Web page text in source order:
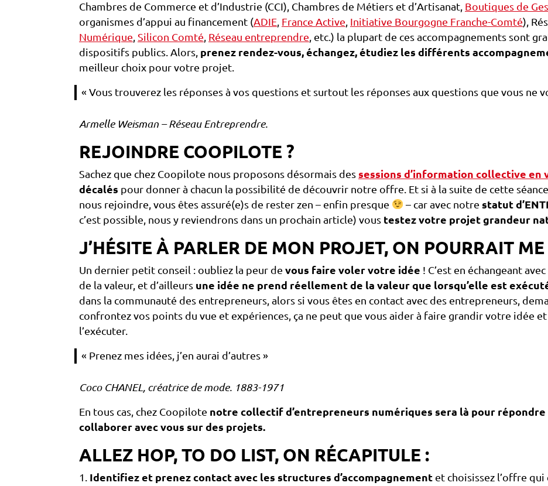
Chambres de Commerce et d’Industrie (CCI), Chambres de Métiers et d’Artisanat, Boutiques de
organismes d’appui au financement (ADIE France Active Initiative Bourgogne Franche-Comté),
Numérique Silicon Comté Réseau entreprendre , etc.) la plupart de ces accompagnements sont
dispositifs publics. Alors, prenez rendez-vous, échangez, étudiez les différents
meilleur choix pour votre projet.
« Vous trouverez les réponses à vos questions et surtout les réponses aux questions que vous ne
Armelle Weisman – Réseau Entreprendre.
REJOINDRE COOPILOTE ?
Sachez que chez Coopilote nous proposons désormais des sessions d’information collective en
décalés pour donner à chacun la possibilité de découvrir notre offre. Et si à la suite de cette
nous rejoindre, vous êtes assuré(e)s de rester zen – enfin presque
– car avec notre statut
c’est possible, nous y reviendrons dans un prochain article) vous testez votre projet grandeur
J’HÉSITE À PARLER DE MON PROJET, ON POURRAIT ME
Un dernier petit conseil : oubliez la peur de vous faire voler votre idée ! C’est en échangeant
de la valeur, et d’ailleurs une idée ne prend réellement de la valeur que lorsqu’elle est
dans la communauté des entrepreneurs, alors si vous êtes en contact avec des entrepreneurs,
confrontez vos points du vue et expériences, ça ne peut que vous aider à faire grandir votre idée
l’exécuter.
« Prenez mes idées, j’en aurai d’autres »
Coco CHANEL, créatrice de mode. 1883-1971
En tous cas, chez Coopilote notre collectif d’entrepreneurs numériques sera là pour répondre
collaborer avec vous sur des projets.
ALLEZ HOP, TO DO LIST, ON RÉCAPITULE :
1. Identifiez et prenez contact avec les structures d’accompagnement et choisissez l’offre